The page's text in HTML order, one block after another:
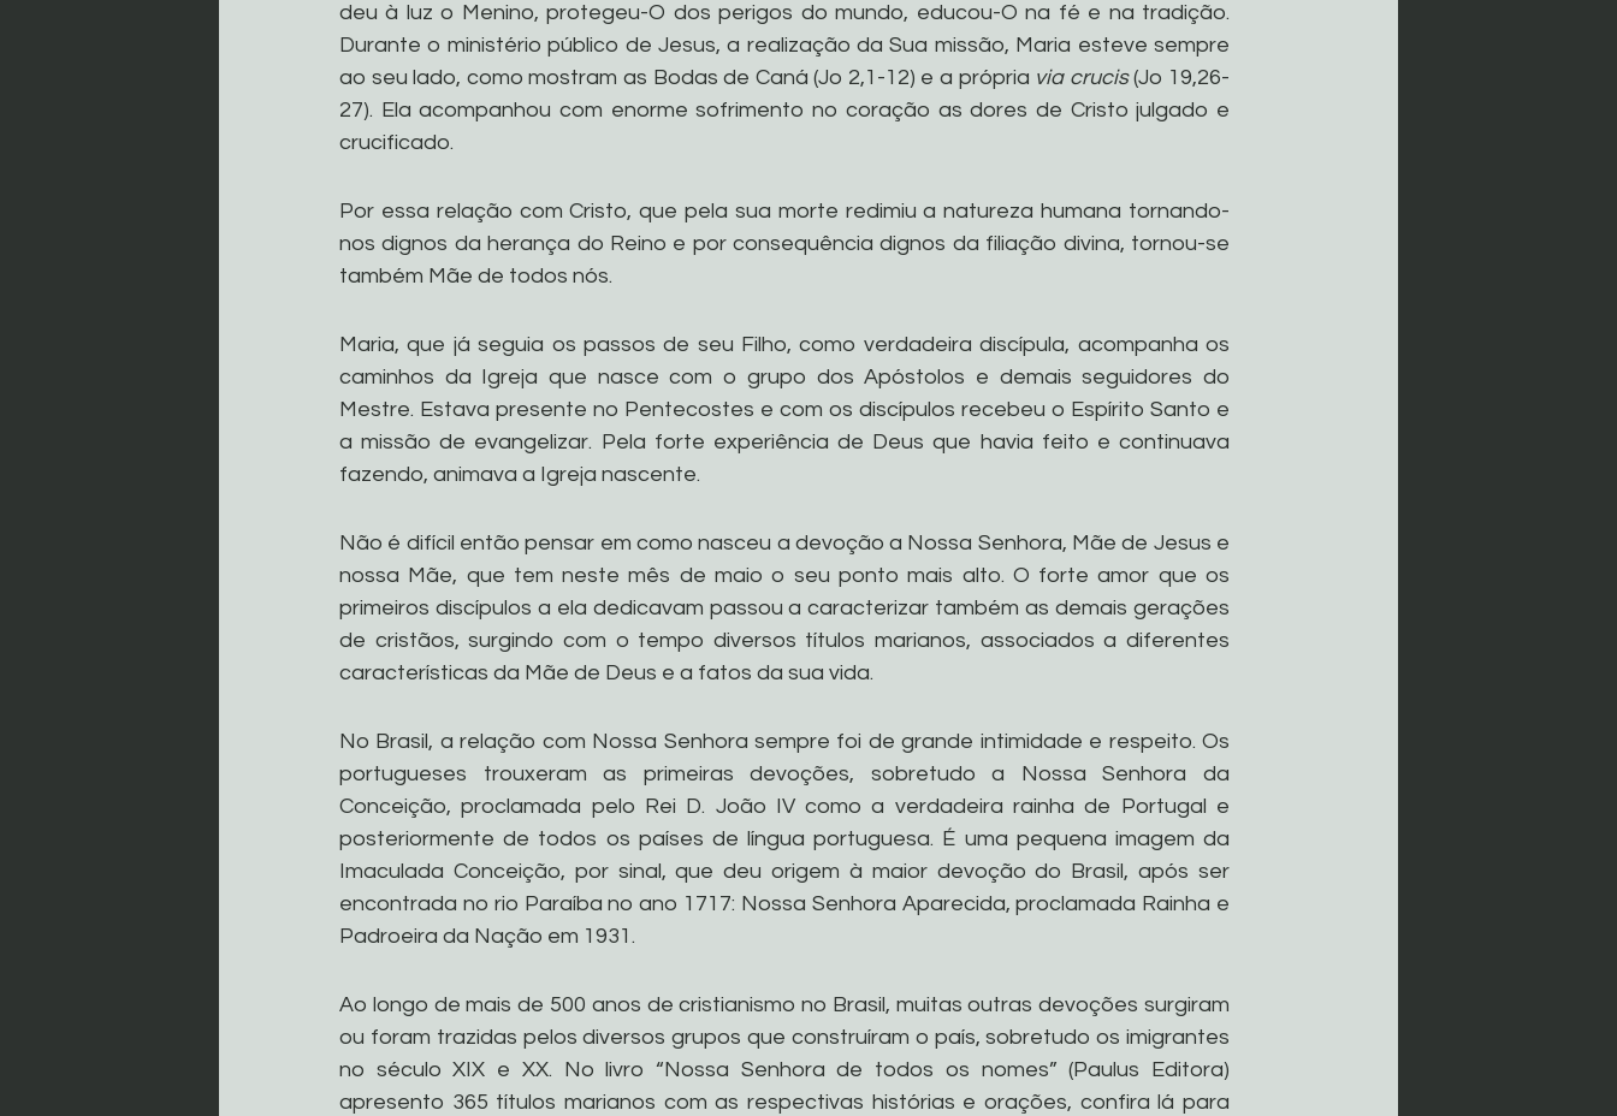
deu à luz o Menino, protegeu-O dos perigos do mundo, educou-O na fé e na tradição.
Durante o ministério público de Jesus, a realização da Sua missão, Maria esteve sempre
ao seu lado, como mostram as Bodas de Caná (Jo 2,1-12) e a própria via crucis (Jo 19,26-
27). Ela acompanhou com enorme sofrimento no coração as dores de Cristo julgado e
crucificado.
Por essa relação com Cristo, que pela sua morte redimiu a natureza humana tornando-
nos dignos da herança do Reino e por consequência dignos da filiação divina, tornou-se
também Mãe de todos nós.
Maria, que já seguia os passos de seu Filho, como verdadeira discípula, acompanha os
caminhos da Igreja que nasce com o grupo dos Apóstolos e demais seguidores do
Mestre. Estava presente no Pentecostes e com os discípulos recebeu o Espírito Santo e
a missão de evangelizar. Pela forte experiência de Deus que havia feito e continuava
fazendo, animava a Igreja nascente.
Não é difícil então pensar em como nasceu a devoção a Nossa Senhora, Mãe de Jesus e
nossa Mãe, que tem neste mês de maio o seu ponto mais alto. O forte amor que os
primeiros discípulos a ela dedicavam passou a caracterizar também as demais gerações
de cristãos, surgindo com o tempo diversos títulos marianos, associados a diferentes
características da Mãe de Deus e a fatos da sua vida.
No Brasil, a relação com Nossa Senhora sempre foi de grande intimidade e respeito. Os
portugueses trouxeram as primeiras devoções, sobretudo a Nossa Senhora da
Conceição, proclamada pelo Rei D. João IV como a verdadeira rainha de Portugal e
posteriormente de todos os países de língua portuguesa. É uma pequena imagem da
Imaculada Conceição, por sinal, que deu origem à maior devoção do Brasil, após ser
encontrada no rio Paraíba no ano 1717: Nossa Senhora Aparecida, proclamada Rainha e
Padroeira da Nação em 1931.
Ao longo de mais de 500 anos de cristianismo no Brasil, muitas outras devoções surgiram
ou foram trazidas pelos diversos grupos que construíram o país, sobretudo os imigrantes
no século XIX e XX. No livro “Nossa Senhora de todos os nomes” (Paulus Editora)
apresento 365 títulos marianos com as respectivas histórias e orações, confira lá para